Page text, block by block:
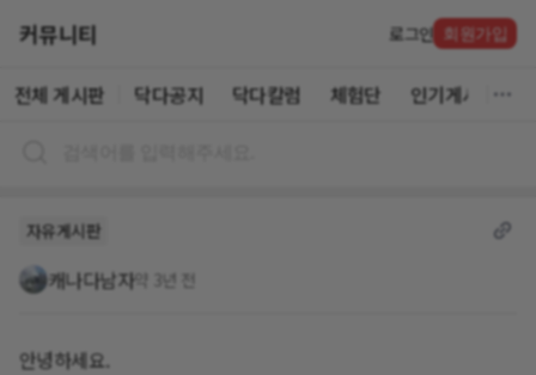
커뮤니티 로그인 회원가입
전체 게시판 닥다공지 닥다칼럼 체험단 인기게시글
자유게시판
캐나다남자약 3년 전
안녕하세요.